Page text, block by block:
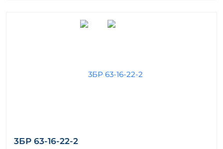
3БР 63-16-22-2